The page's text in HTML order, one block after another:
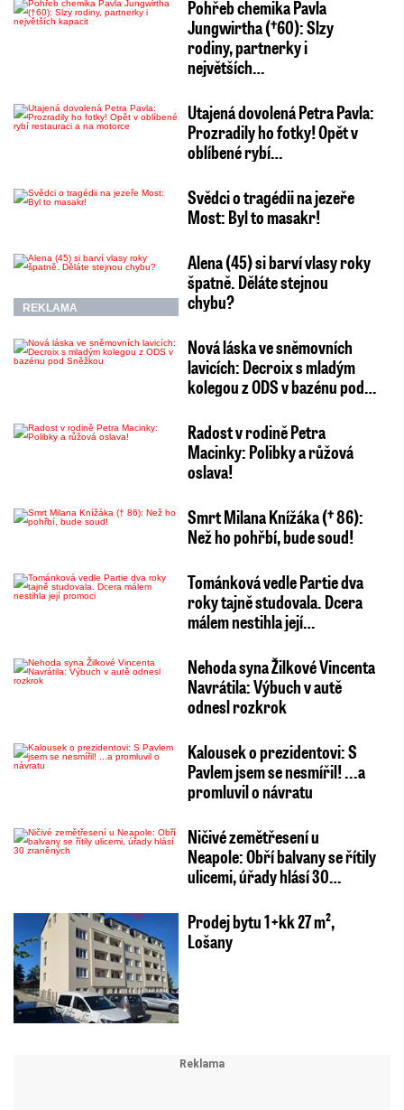
Pohřeb chemika Pavla
Jungwirtha (†60): Slzy
rodiny, partnerky i
největších…
Utajená dovolená Petra Pavla:
Prozradily ho fotky! Opět v
oblíbené rybí…
Svědci o tragédii na jezeře
Most: Byl to masakr!
REKLAMA
Alena (45) si barví vlasy roky
špatně. Děláte stejnou
chybu?
Nová láska ve sněmovních
lavicích: Decroix s mladým
kolegou z ODS v bazénu pod…
Radost v rodině Petra
Macinky: Polibky a růžová
oslava!
Smrt Milana Knížáka († 86):
Než ho pohřbí, bude soud!
Tománková vedle Partie dva
roky tajně studovala. Dcera
málem nestihla její…
Nehoda syna Žilkové Vincenta
Navrátila: Výbuch v autě
odnesl rozkrok
Kalousek o prezidentovi: S
Pavlem jsem se nesmířil! ...a
promluvil o návratu
Ničivé zemětřesení u
Neapole: Obří balvany se řítily
ulicemi, úřady hlásí 30…
Prodej bytu 1+kk 27 m²,
Lošany